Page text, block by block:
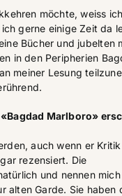
möchte, weiss ich
gerne einige Zeit da
Bücher und jubelten
in den Peripherien
meiner Lesung
Marlboro»
auch wenn er
rezensiert. Die
und nennen
alten Garde. Sie haben